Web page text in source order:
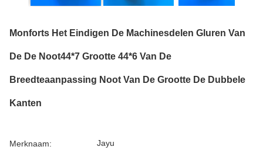
Monforts Het Eindigen De Machinesdelen Gluren Van
De De Noot44*7 Grootte 44*6 Van De
Breedteaanpassing Noot Van De Grootte De Dubbele
Kanten
Merknaam: Jayu